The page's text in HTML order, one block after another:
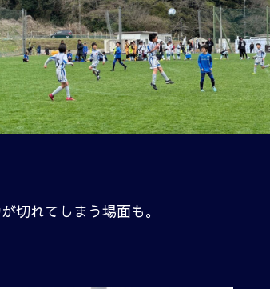
切れてしまう場面も。